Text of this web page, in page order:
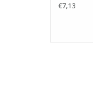
€7,13